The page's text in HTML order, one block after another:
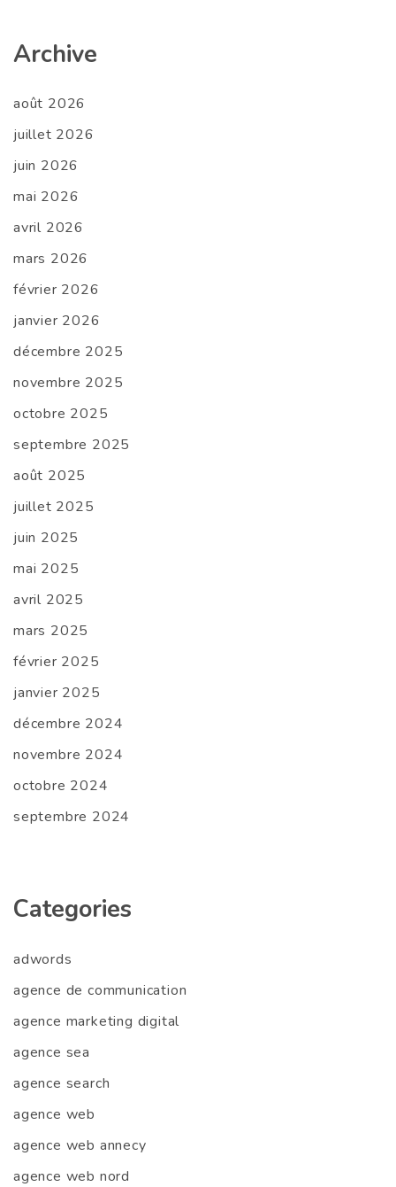
Archive
août 2026
juillet 2026
juin 2026
mai 2026
avril 2026
mars 2026
février 2026
janvier 2026
décembre 2025
novembre 2025
octobre 2025
septembre 2025
août 2025
juillet 2025
juin 2025
mai 2025
avril 2025
mars 2025
février 2025
janvier 2025
décembre 2024
novembre 2024
octobre 2024
septembre 2024
Categories
adwords
agence de communication
agence marketing digital
agence sea
agence search
agence web
agence web annecy
agence web nord